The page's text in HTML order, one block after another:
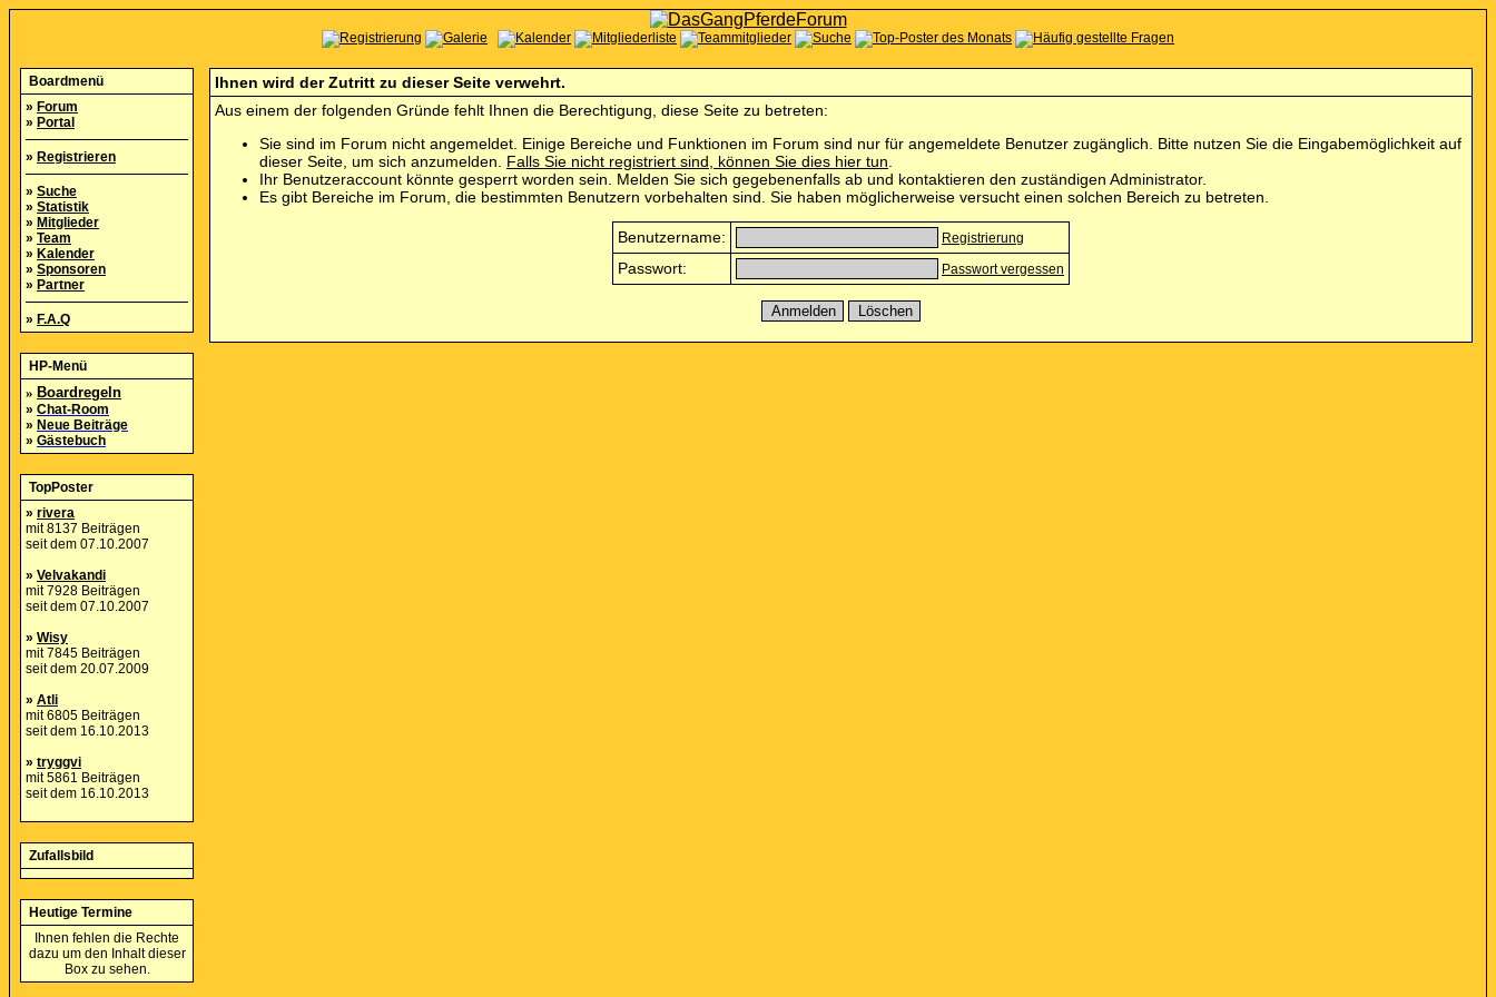
Boardmenü
» Forum
» Portal
» Registrieren
» Suche
» Statistik
» Mitglieder
» Team
» Kalender
» Sponsoren
» Partner
» F.A.Q
HP-Menü
» Boardregeln
» Chat-Room
» Neue Beiträge
» Gästebuch
TopPoster
» rivera
mit 8137 Beiträgen
seit dem 07.10.2007
» Velvakandi
mit 7928 Beiträgen
seit dem 07.10.2007
» Wisy
mit 7845 Beiträgen
seit dem 20.07.2009
» Atli
mit 6805 Beiträgen
seit dem 16.10.2013
» tryggvi
mit 5861 Beiträgen
seit dem 16.10.2013
Zufallsbild
Heutige Termine
Ihnen fehlen die Rechte
dazu um den Inhalt dieser
Box zu sehen.
Ihnen wird der Zutritt zu dieser Seite verwehrt.
Aus einem der folgenden Gründe fehlt Ihnen die Berechtigung, diese Seite zu betreten:
Sie sind im Forum nicht angemeldet. Einige Bereiche und Funktionen im Forum sind nur für angemeldete Benutzer zugänglich. Bitte nutzen Sie die Eingabemöglichkeit auf
dieser Seite, um sich anzumelden. Falls Sie nicht registriert sind, können Sie dies hier tun
Ihr Benutzeraccount könnte gesperrt worden sein. Melden Sie sich gegebenenfalls ab und kontaktieren den zuständigen Administrator.
Es gibt Bereiche im Forum, die bestimmten Benutzern vorbehalten sind. Sie haben möglicherweise versucht einen solchen Bereich zu betreten.
Benutzername: Registrierung
Passwort: Passwort vergessen